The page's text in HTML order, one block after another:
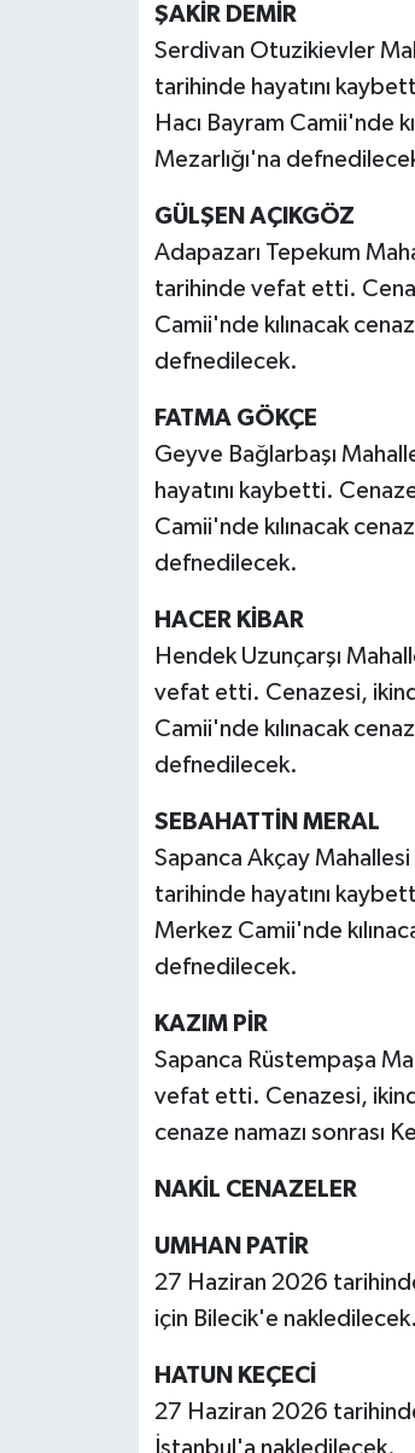
ŞAKİR DEMİR
Serdivan Otuzikievler
tarihinde hayatını
Hacı Bayram Camii'nde
Mezarlığı'na
GÜLŞEN AÇIKGÖZ
Adapazarı Tepekum
tarihinde vefat etti.
Camii'nde kılınacak
defnedilecek.
FATMA GÖKÇE
Geyve Bağlarbaşı
hayatını kaybetti.
Camii'nde kılınacak
defnedilecek.
HACER KİBAR
Hendek Uzunçarşı
vefat etti. Cenazesi,
Camii'nde kılınacak
defnedilecek.
SEBAHATTİN MERAL
Sapanca Akçay
tarihinde hayatını
Merkez Camii'nde
defnedilecek.
KAZIM PİR
Sapanca Rüstempaşa
vefat etti. Cenazesi, ikindi
cenaze namazı sonrası
NAKİL CENAZELER
UMHAN PATİR
27 Haziran 2026
için Bilecik'e nakledilecek.
HATUN KEÇECİ
27 Haziran 2026